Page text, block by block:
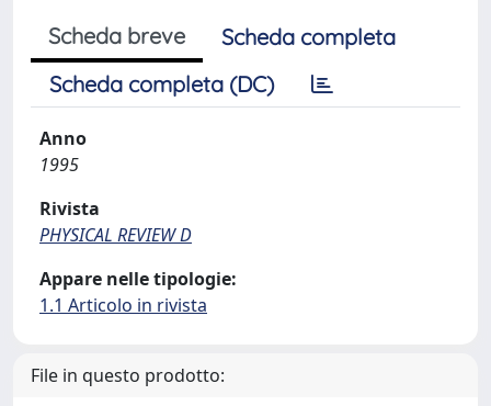
Scheda breve
Scheda completa
Scheda completa (DC)
Anno
1995
Rivista
PHYSICAL REVIEW D
Appare nelle tipologie:
1.1 Articolo in rivista
File in questo prodotto: